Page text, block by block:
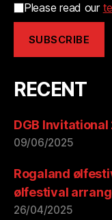
Please read our
RECENT
DGB
09/06/2025
Rogaland
ølfestival
26/04/2025